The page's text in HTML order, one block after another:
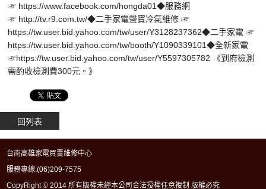
☞ https://www.facebook.com/hongda01◆服務網
☞ http://tv.r9.com.tw/◆二手家電聲寶冷氣維修 ☞
https://tw.user.bid.yahoo.com/tw/user/Y3128237362◆二手家電 ☞
https://tw.user.bid.yahoo.com/tw/booth/Y1090339101◆全新家電
☞https://tw.user.bid.yahoo.com/tw/user/Y5597305782 《到府檢測
需酌收檢測費300元。》
回列表
台南高雄家電買賣維修中心
服務專線:(06)209-7575
CopyRight © 2014 所有版權未經本公司合法授權任意複制 版權必究